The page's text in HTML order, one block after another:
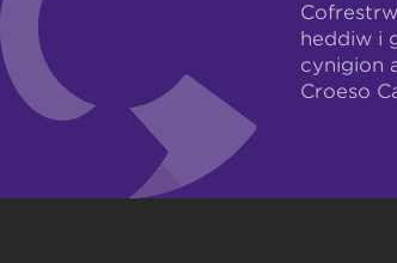
heddiw i
cynigion
Croeso